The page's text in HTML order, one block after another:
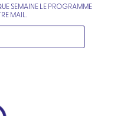
SEMAINE LE PROGRAMME
MAIL.